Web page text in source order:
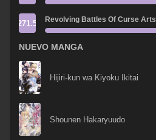
271.5 Revolving Battles Of Curse Arts
NUEVO MANGA
Hijiri-kun wa Kiyoku Ikitai
Shounen Hakaryuudo